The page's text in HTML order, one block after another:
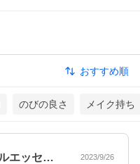
おすすめ順
のびの良さ メイク持ち
すっごくいい！いつもミネラルエッセンス… 2023/9/26